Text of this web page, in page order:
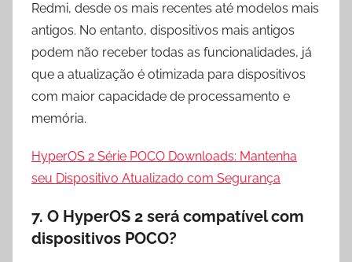
Redmi, desde os mais recentes até modelos mais
antigos. No entanto, dispositivos mais antigos
podem não receber todas as funcionalidades, já
que a atualização é otimizada para dispositivos
com maior capacidade de processamento e
memória.
HyperOS 2 Série POCO Downloads: Mantenha
seu Dispositivo Atualizado com Segurança
7. O HyperOS 2 será compatível com
dispositivos POCO?